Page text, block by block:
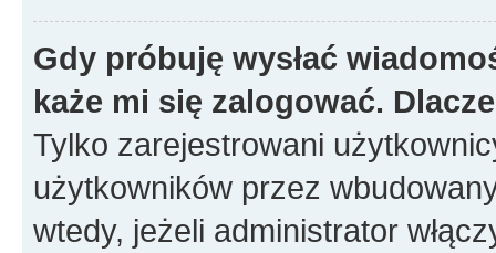
Gdy próbuję wysłać
każe mi się zalogować.
Tylko zarejestrowani
użytkowników przez
wtedy, jeżeli administrator